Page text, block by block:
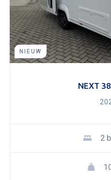
NIEUW
NEXT
2